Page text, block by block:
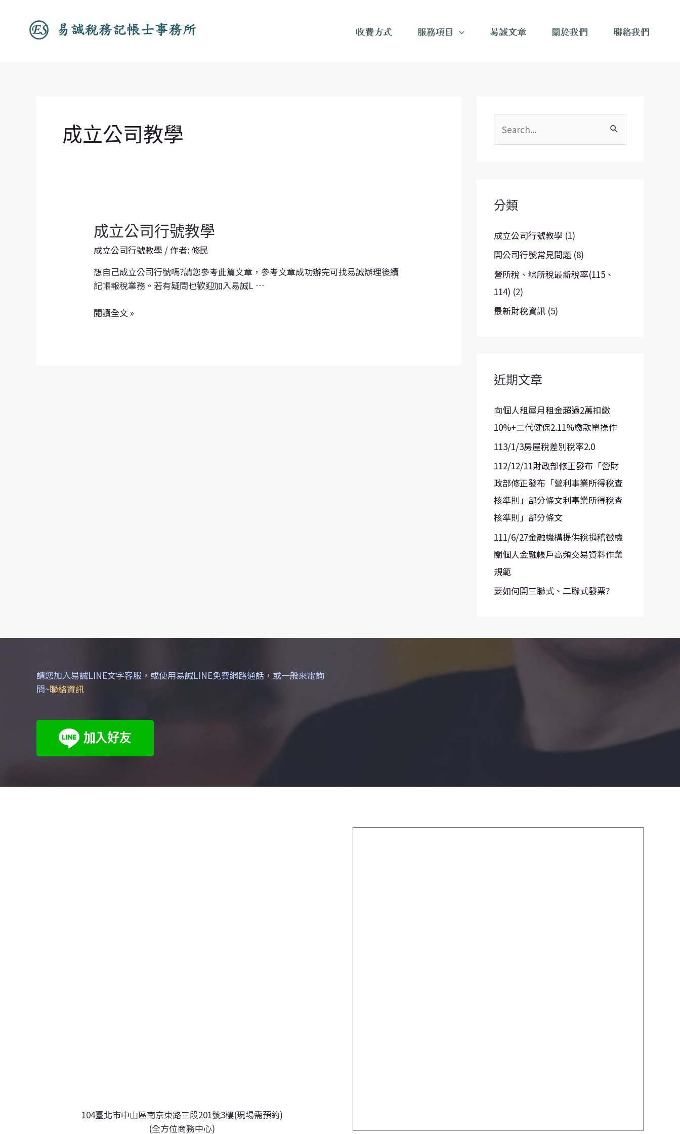
收費方式 服務項目 易誠文章 關於我們 聯絡我們
成立公司教學
成立公司行號教學
成立公司行號教學 / 作者:修民
想自己成立公司行號嗎?請您參考此篇文章，參考文章成功辦完可找易誠辦理後續
記帳報稅業務。若有疑問也歡迎加入易誠L …
成
立
公
司
行
教
閱讀全文 »
尋
字
分類
成立公司行號教學 (1)
開公司行號常見問題 (8)
營所稅、綜所稅最新稅率(115、
114) (2)
最新財稅資訊 (5)
近期文章
向個人租屋月租金超過2萬扣繳
10%+二代健保2.11%繳款單操作
113/1/3房屋稅差別稅率2.0
112/12/11財政部修正發布「營財
政部修正發布「營利事業所得稅查
核準則」部分條文利事業所得稅查
核準則」部分條文
111/6/27金融機構提供稅捐稽徵機
關個人金融帳戶高頻交易資料作業
規範
要如何開三聯式、二聯式發票?
請您加入易誠LINE文字客服，或使用易誠LINE免費網路通話，或一般來電詢
問~聯絡資訊
104臺北市中山區南京東路三段201號3樓(現場需預約)
(全方位商務中心)